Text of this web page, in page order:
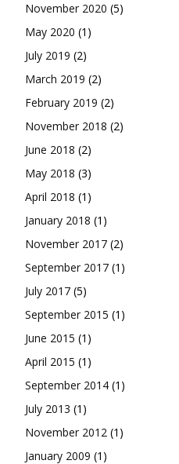
November 2020 (5)
May 2020 (1)
July 2019 (2)
March 2019 (2)
February 2019 (2)
November 2018 (2)
June 2018 (2)
May 2018 (3)
April 2018 (1)
January 2018 (1)
November 2017 (2)
September 2017 (1)
July 2017 (5)
September 2015 (1)
June 2015 (1)
April 2015 (1)
September 2014 (1)
July 2013 (1)
November 2012 (1)
January 2009 (1)